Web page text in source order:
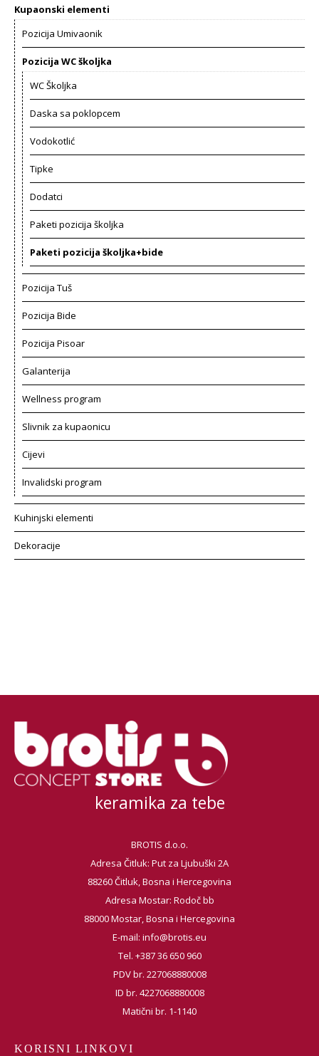
Kupaonski elementi
Pozicija Umivaonik
Pozicija WC školjka
WC Školjka
Daska sa poklopcem
Vodokotlić
Tipke
Dodatci
Paketi pozicija školjka
Paketi pozicija školjka+bide
Pozicija Tuš
Pozicija Bide
Pozicija Pisoar
Galanterija
Wellness program
Slivnik za kupaonicu
Cijevi
Invalidski program
Kuhinjski elementi
Dekoracije
keramika za tebe
BROTIS d.o.o.
Adresa Čitluk: Put za Ljubuški 2A
88260 Čitluk, Bosna i Hercegovina
Adresa Mostar: Rodoč bb
88000 Mostar, Bosna i Hercegovina
E-mail: info@brotis.eu
Tel. +387 36 650 960
PDV br. 227068880008
ID br. 4227068880008
Matični br. 1-1140
KORISNI LINKOVI